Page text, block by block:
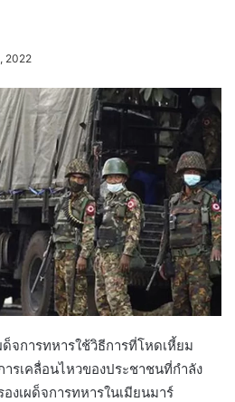
2022
ด็จการทหารใช้วิธีการที่โหดเหี้ยม
ารเคลื่อนไหวของประชาชนที่กำลัง
งเผด็จการทหารในเมียนมาร์